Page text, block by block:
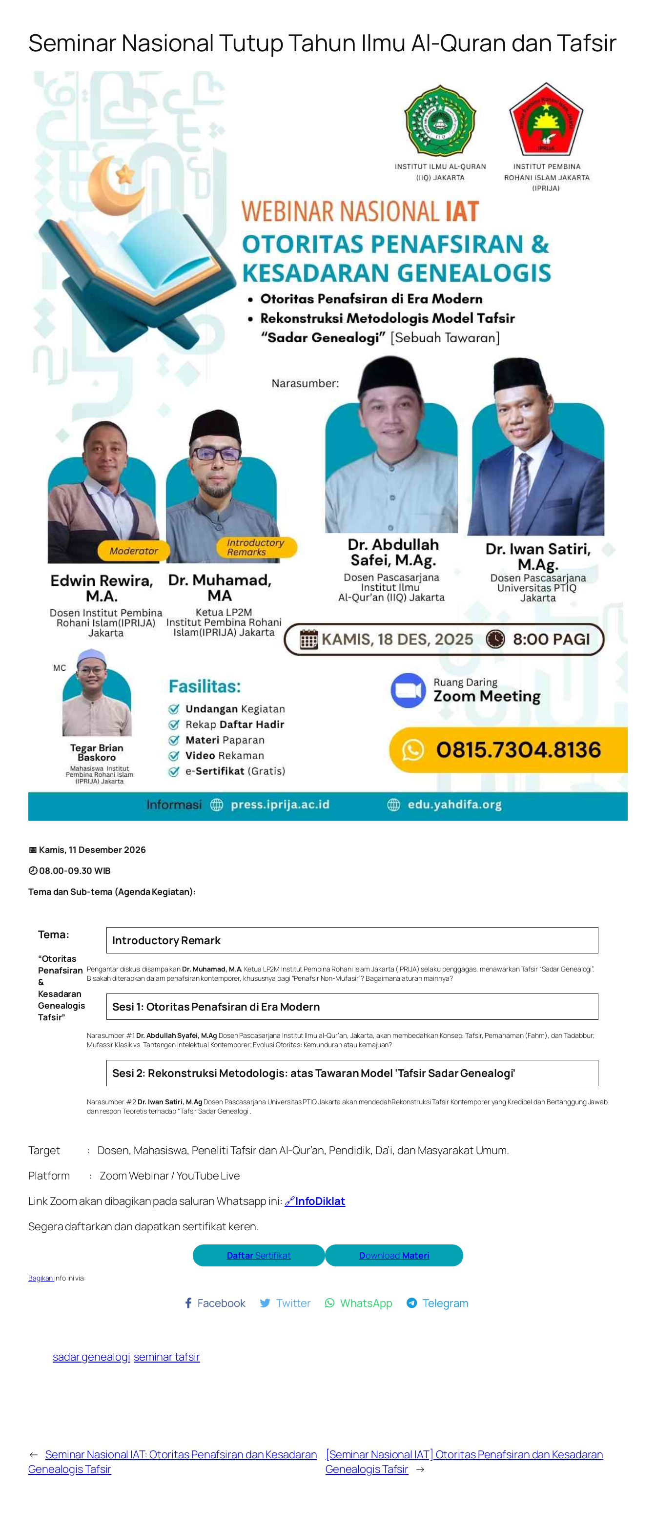
Seminar Nasional Tutup Tahun Ilmu Al-Quran dan Tafsir
📅 Kamis, 11 Desember 2026
🕗 08.00-09.30 WIB
Tema dan Sub-tema (Agenda Kegiatan):
Tema:
“Otoritas
Penafsiran
&
Kesadaran
Genealogis
Tafsir”
Introductory Remark
Pengantar diskusi disampaikan Dr. Muhamad, M.A. Ketua LP2M Institut Pembina Rohani Islam Jakarta (IPRIJA) selaku penggagas, menawarkan Tafsir “Sadar Genealogi”.
Bisakah diterapkan dalam penafsiran kontemporer, khususnya bagi “Penafsir Non-Mufasir”? Bagaimana aturan mainnya?
Sesi 1: Otoritas Penafsiran di Era Modern
Narasumber #1 Dr. Abdullah Syafei, M.Ag Dosen Pascasarjana Institut Ilmu al-Qur’an, Jakarta, akan membedahkan Konsep: Tafsir, Pemahaman (Fahm), dan Tadabbur;
Mufassir Klasik vs. Tantangan Intelektual Kontemporer; Evolusi Otoritas: Kemunduran atau kemajuan?
Sesi 2: Rekonstruksi Metodologis: atas Tawaran Model ‘Tafsir Sadar Genealogi’
Narasumber #2 Dr. Iwan Satiri, M.Ag Dosen Pascasarjana Universitas PTIQ Jakarta akan mendedahRekonstruksi Tafsir Kontemporer yang Kredibel dan Bertanggung Jawab
dan respon Teoretis terhadap “Tafsir Sadar Genealogi .
Target : Dosen, Mahasiswa, Peneliti Tafsir dan Al-Qur’an, Pendidik, Da’i, dan Masyarakat Umum.
Platform : Zoom Webinar /YouTube Live
Link Zoom akan dibagikan pada saluran Whatsapp ini: 🔗InfoDiklat
Segera daftarkan dan dapatkan sertifikat keren.
DaftarSertifikat Download Materi
Bagikan info ini via:
Facebook Twitter WhatsApp Telegram
sadar genealogi seminar tafsir
← Seminar Nasional IAT: Otoritas Penafsiran dan Kesadaran
Genealogis Tafsir
[Seminar Nasional IAT] Otoritas Penafsiran dan Kesadaran
Genealogis Tafsir →